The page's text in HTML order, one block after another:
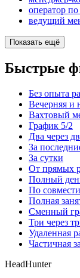
оператор
ведущий
Показать ещё
Быстрые
Без опыта
Вечерняя и
Вахтовый
График 5/2
Два через
За
За сутки
От прямых
Полный
По
Полная
Сменный
Три через
Удаленная
Частичная
HeadHunter